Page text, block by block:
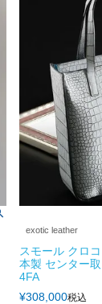
exotic leather
スモール クロ
本製 センター
4FA
¥308,000税込